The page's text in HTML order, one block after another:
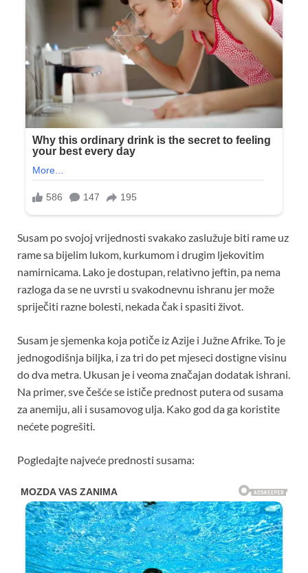
Susam po svojoj vrijednosti svakako zaslužuje biti rame uz
rame sa bijelim lukom, kurkumom i drugim ljekovitim
namirnicama. Lako je dostupan, relativno jeftin, pa nema
razloga da se ne uvrsti u svakodnevnu ishranu jer može
spriječiti razne bolesti, nekada čak i spasiti život.
Susam je sjemenka koja potiče iz Azije i Južne Afrike. To je
jednogodišnja biljka, i za tri do pet mjeseci dostigne visinu
do dva metra. Ukusan je i veoma značajan dodatak ishrani.
Na primer, sve češće se ističe prednost putera od susama
za anemiju, ali i susamovog ulja. Kako god da ga koristite
nećete pogrešiti.
Pogledajte najveće prednosti susama: